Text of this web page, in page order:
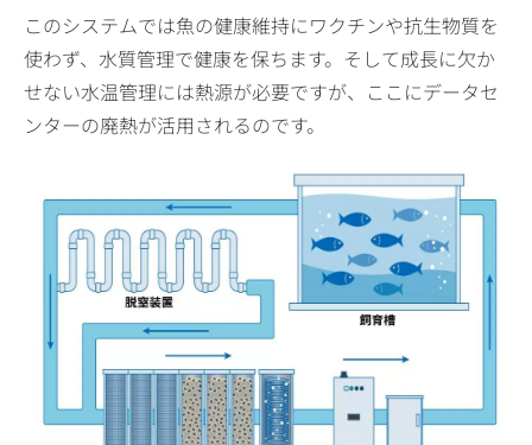
このシステムでは魚の健康維持にワクチンや抗生物質を
使わず、水質管理で健康を保ちます。そして成長に欠か
せない水温管理には熱源が必要ですが、ここにデータセ
ンターの廃熱が活用されるのです。